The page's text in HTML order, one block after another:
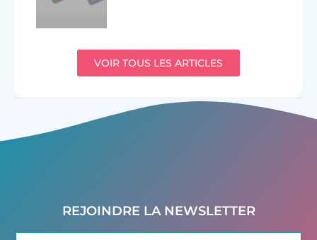
VOIR TOUS LES ARTICLES
REJOINDRE LA NEWSLETTER